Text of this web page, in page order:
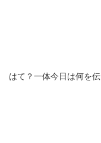
はて？一体今日は何を